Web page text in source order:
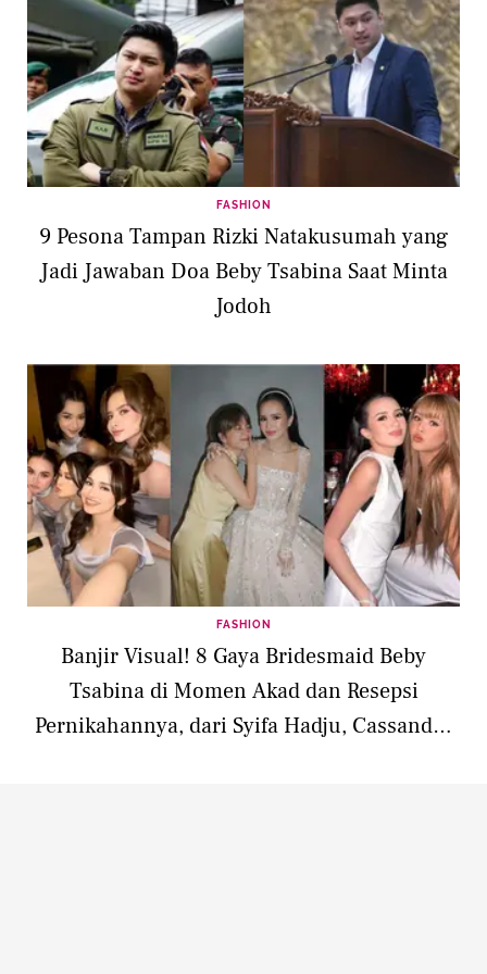
FASHION
9 Pesona Tampan Rizki Natakusumah yang
Jadi Jawaban Doa Beby Tsabina Saat Minta
Jodoh
FASHION
Banjir Visual! 8 Gaya Bridesmaid Beby
Tsabina di Momen Akad dan Resepsi
Pernikahannya, dari Syifa Hadju, Cassandra